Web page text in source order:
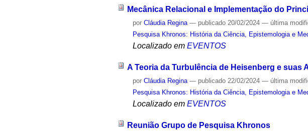
Mecânica Relacional e Implementação do
porCláudia Regina — publicado 20/02/2024— última
Pesquisa Khronos: História da Ciência, Epistemologia e
Localizado em EVENTOS
A Teoria da Turbulência de Heisenberg e suas
porCláudia Regina — publicado 22/02/2024— última
Pesquisa Khronos: História da Ciência, Epistemologia e
Localizado em EVENTOS
Reunião Grupo de Pesquisa Khronos